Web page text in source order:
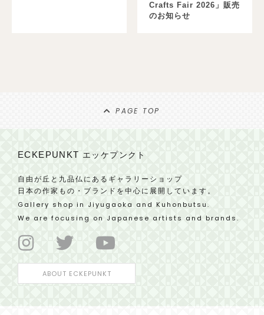
Crafts Fair 2026」販売
のお知らせ
PAGE TOP
ECKEPUNKT エッケプンクト
自由が丘と九品仏にあるギャラリーショップ
日本の作家もの・ブランドを中心に展開しています。
Gallery shop in Jiyugaoka and Kuhonbutsu.
We are focusing on Japanese artists and brands.
ABOUT ECKEPUNKT